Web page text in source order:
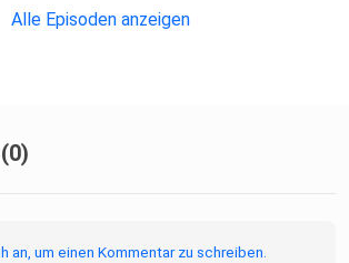
Alle Episoden anzeigen
an, um einen Kommentar zu schreiben.